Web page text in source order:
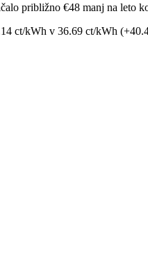
približno €48 manj na leto
ct/kWh v 36.69 ct/kWh